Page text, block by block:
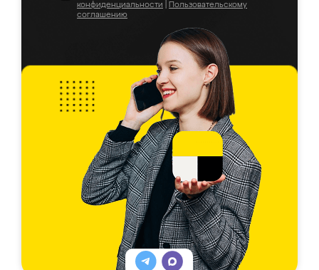
конфиденциальности
Пользовательскому
соглашению